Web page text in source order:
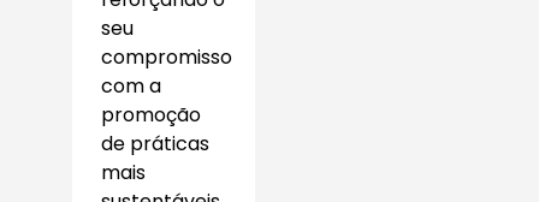
seu
compromisso
com a
promoção
de práticas
mais